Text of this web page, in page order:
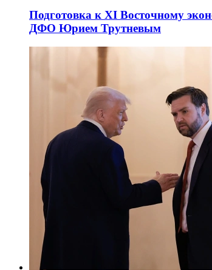
Подготовка к XI Восточному
ДФО Юрием Трутневым